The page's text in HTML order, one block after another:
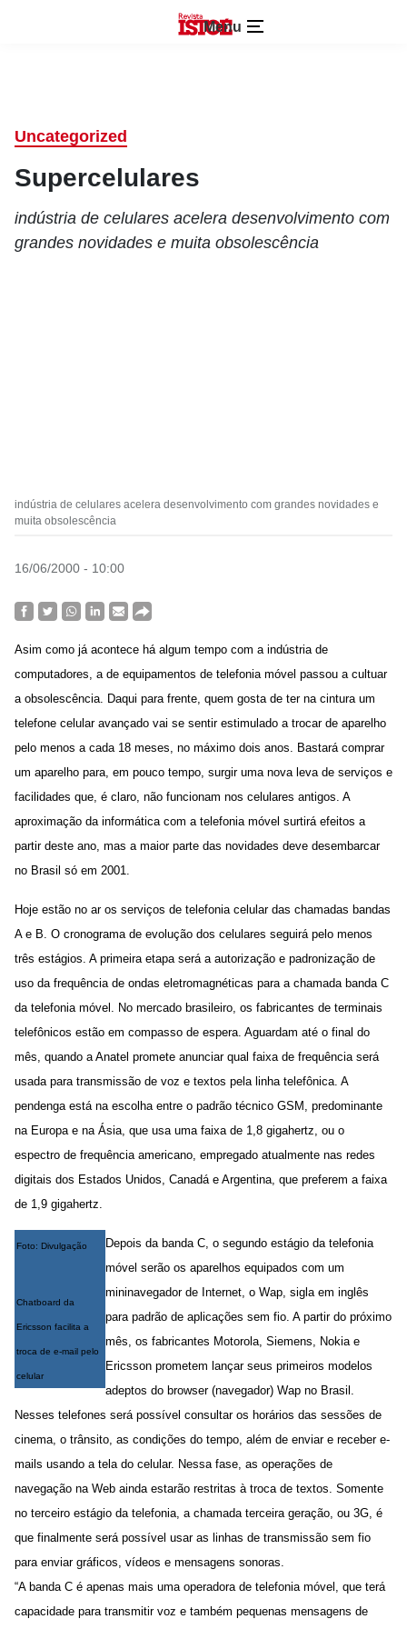
Menu
Uncategorized
Supercelulares
indústria de celulares acelera desenvolvimento com
grandes novidades e muita obsolescência
indústria de celulares acelera desenvolvimento com grandes novidades e
muita obsolescência
16/06/2000 - 10:00
Asim como já acontece há algum tempo com a indústria de
computadores, a de equipamentos de telefonia móvel passou a cultuar
a obsolescência. Daqui para frente, quem gosta de ter na cintura um
telefone celular avançado vai se sentir estimulado a trocar de aparelho
pelo menos a cada 18 meses, no máximo dois anos. Bastará comprar
um aparelho para, em pouco tempo, surgir uma nova leva de serviços e
facilidades que, é claro, não funcionam nos celulares antigos. A
aproximação da informática com a telefonia móvel surtirá efeitos a
partir deste ano, mas a maior parte das novidades deve desembarcar
no Brasil só em 2001.
Hoje estão no ar os serviços de telefonia celular das chamadas bandas
A e B. O cronograma de evolução dos celulares seguirá pelo menos
três estágios. A primeira etapa será a autorização e padronização de
uso da frequência de ondas eletromagnéticas para a chamada banda C
da telefonia móvel. No mercado brasileiro, os fabricantes de terminais
telefônicos estão em compasso de espera. Aguardam até o final do
mês, quando a Anatel promete anunciar qual faixa de frequência será
usada para transmissão de voz e textos pela linha telefônica. A
pendenga está na escolha entre o padrão técnico GSM, predominante
na Europa e na Ásia, que usa uma faixa de 1,8 gigahertz, ou o
espectro de frequência americano, empregado atualmente nas redes
digitais dos Estados Unidos, Canadá e Argentina, que preferem a faixa
de 1,9 gigahertz.
Foto: Divulgação
Chatboard da
Ericsson facilita a
troca de e-mail pelo
celular
Depois da banda C, o segundo estágio da telefonia
móvel serão os aparelhos equipados com um
mininavegador de Internet, o Wap, sigla em inglês
para padrão de aplicações sem fio. A partir do próximo
mês, os fabricantes Motorola, Siemens, Nokia e
Ericsson prometem lançar seus primeiros modelos
adeptos do browser (navegador) Wap no Brasil.
Nesses telefones será possível consultar os horários das sessões de
cinema, o trânsito, as condições do tempo, além de enviar e receber e-
mails usando a tela do celular. Nessa fase, as operações de
navegação na Web ainda estarão restritas à troca de textos. Somente
no terceiro estágio da telefonia, a chamada terceira geração, ou 3G, é
que finalmente será possível usar as linhas de transmissão sem fio
para enviar gráficos, vídeos e mensagens sonoras.
“A banda C é apenas mais uma operadora de telefonia móvel, que terá
capacidade para transmitir voz e também pequenas mensagens de